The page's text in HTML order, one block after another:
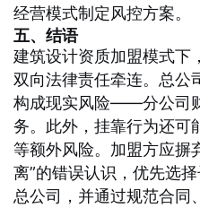
经营模式制定风控方案。
五、结语
建筑设计资质加盟模式下
双向法律责任牵连。总公
构成现实风险——分公司
务。此外，挂靠行为还可
等额外风险。加盟方应摒
离”的错误认识，优先选
总公司，并通过规范合同